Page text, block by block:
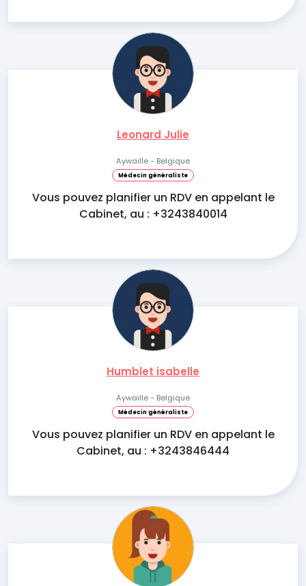
Leonard Julie
Aywaille - Belgique
Médecin généraliste
Vous pouvez planifier un RDV en appelant le
Cabinet, au : +3243840014
Humblet isabelle
Aywaille - Belgique
Médecin généraliste
Vous pouvez planifier un RDV en appelant le
Cabinet, au : +3243846444